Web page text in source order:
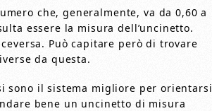
che, generalmente, va da 0,60 a
essere la misura dell’uncinetto.
Può capitare però di trovare
da questa.
sono il sistema migliore per orientarsi
bene un uncinetto di misura